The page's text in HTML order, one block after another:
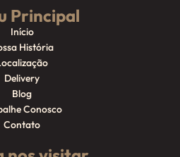
Principal
Início
História
Delivery
Blog
Conosco
Contato